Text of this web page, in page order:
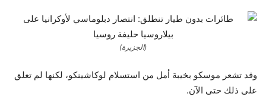
(الجزيرة)
وقد تشعر موسكو بخيبة أمل من استسلام لوكاشينكو، لكنها لم تعلق
على ذلك حتى الآن.